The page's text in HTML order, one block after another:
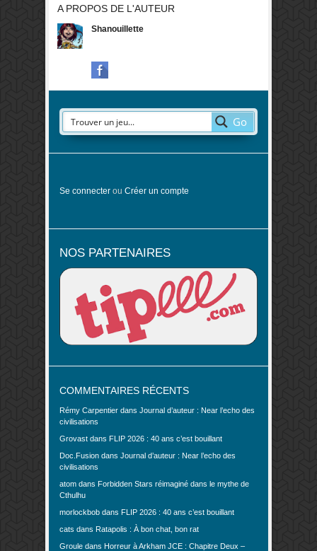
A PROPOS DE L'AUTEUR
Shanouillette
Go
Se connecter ou Créer un compte
NOS PARTENAIRES
COMMENTAIRES RÉCENTS
Rémy Carpentier dans Journal d’auteur : Near l’echo des
civilisations
Grovast dans FLIP 2026 : 40 ans c’est bouillant
Doc.Fusion dans Journal d’auteur : Near l’echo des
civilisations
atom dans Forbidden Stars réimaginé dans le mythe de
Cthulhu
morlockbob dans FLIP 2026 : 40 ans c’est bouillant
cats dans Ratapolis : À bon chat, bon rat
Groule dans Horreur à Arkham JCE : Chapitre Deux –